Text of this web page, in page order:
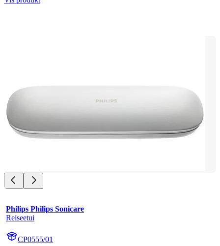
Philips Philips Sonicare
Reiseetui
CP0555/01